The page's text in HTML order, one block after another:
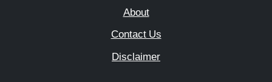
About
Contact Us
Disclaimer